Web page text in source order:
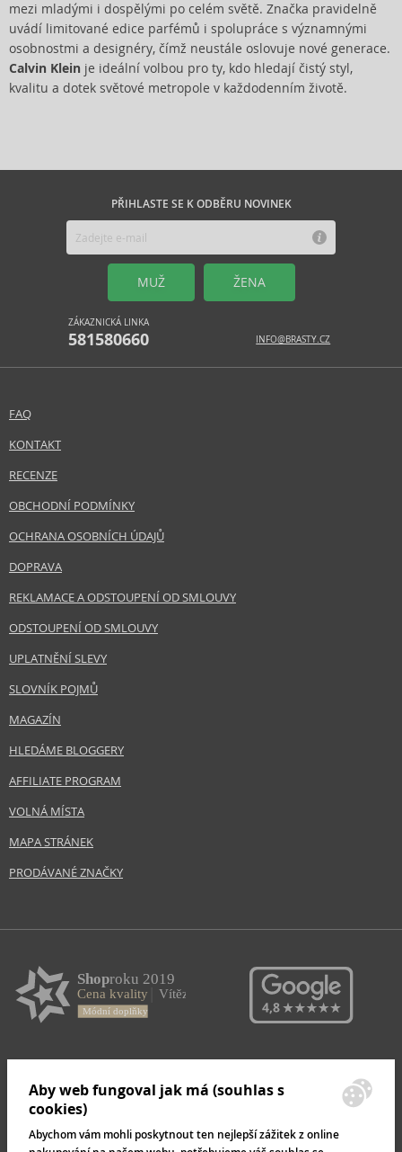
mezi mladými i dospělými po celém světě. Značka pravidelně
uvádí limitované edice parfémů i spolupráce s významnými
osobnostmi a designéry, čímž neustále oslovuje nové generace.
Calvin Klein je ideální volbou pro ty, kdo hledají čistý styl,
kvalitu a dotek světové metropole v každodenním životě.
PŘIHLASTE SE K ODBĚRU NOVINEK
MUŽ ŽENA
ZÁKAZNICKÁ LINKA
581580660 INFO@BRASTY.CZ
FAQ
KONTAKT
RECENZE
OBCHODNÍ PODMÍNKY
OCHRANA OSOBNÍCH ÚDAJŮ
DOPRAVA
REKLAMACE A ODSTOUPENÍ OD SMLOUVY
ODSTOUPENÍ OD SMLOUVY
UPLATNĚNÍ SLEVY
SLOVNÍK POJMŮ
MAGAZÍN
HLEDÁME BLOGGERY
AFFILIATE PROGRAM
VOLNÁ MÍSTA
MAPA STRÁNEK
PRODÁVANÉ ZNAČKY
Aby web fungoval jak má (souhlas s
cookies)
Abychom vám mohli poskytnout ten nejlepší zážitek z online